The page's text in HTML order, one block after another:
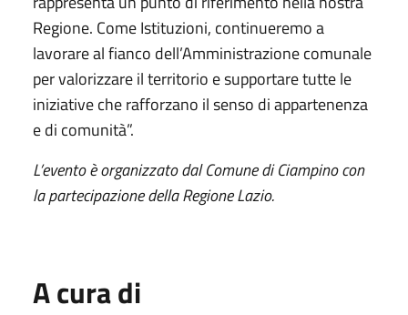
Regione. Come Istituzioni, continueremo a
lavorare al fianco dell’Amministrazione comunale
per valorizzare il territorio e supportare tutte le
iniziative che rafforzano il senso di appartenenza
e di comunità”.
L’evento è organizzato dal Comune di Ciampino con
la partecipazione della Regione Lazio.
A cura di